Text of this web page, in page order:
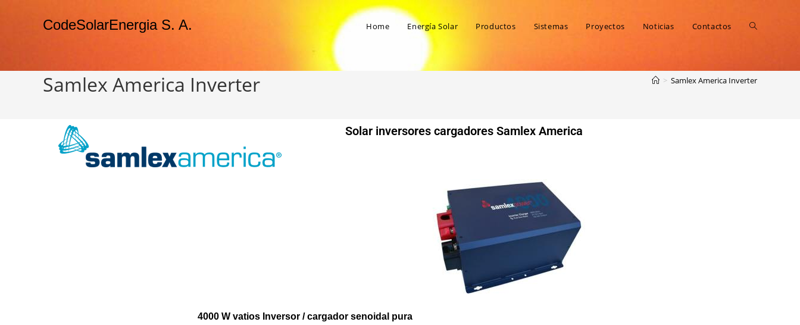
CodeSolarEnergia S. A. Home Energía Solar Productos Sistemas Proyectos Noticias Contactos
Samlex America Inverter > Samlex America Inverter
Solar inversores cargadores Samlex America
4000 W vatios Inversor / cargador senoidal pura